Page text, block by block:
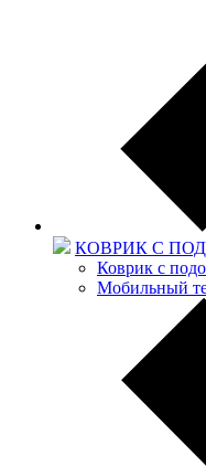
КОВРИК С
Коврик с
Мобильный